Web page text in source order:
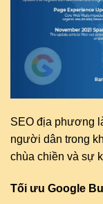
SEO địa phương
người dân trong
chùa chiền và sự
Tối ưu Google